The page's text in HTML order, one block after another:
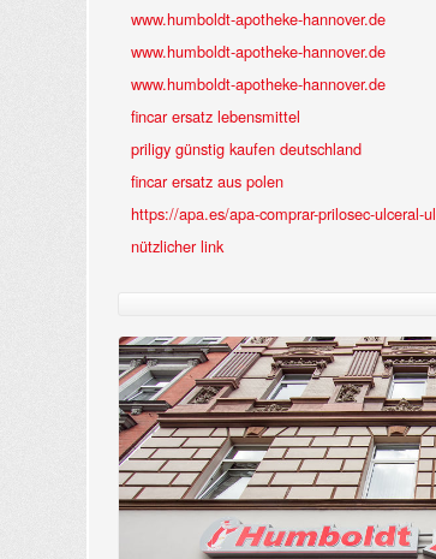
www.humboldt-apotheke-hannover.de
www.humboldt-apotheke-hannover.de
www.humboldt-apotheke-hannover.de
fincar ersatz lebensmittel
priligy günstig kaufen deutschland
fincar ersatz aus polen
https://apa.es/apa-comprar-prilosec-ulceral-
nützlicher link